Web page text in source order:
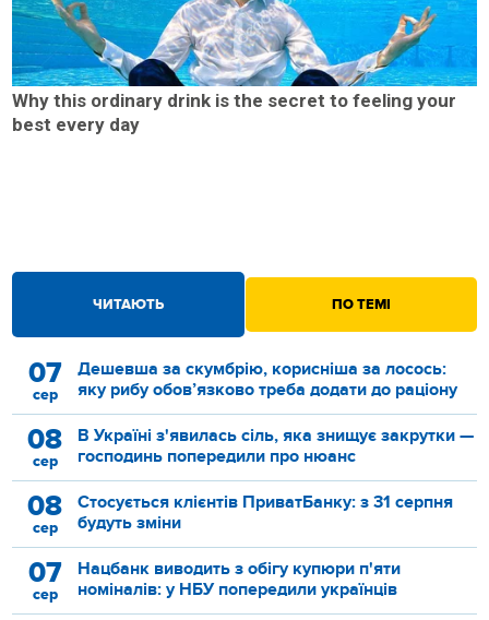
ЧИТАЮТЬ ПО ТЕМІ
07
сер
Дешевша за скумбрію, корисніша за лосось:
яку рибу обов’язково треба додати до раціону
08
сер
В Україні з'явилась сіль, яка знищує закрутки —
господинь попередили про нюанс
08
сер
Стосується клієнтів ПриватБанку: з 31 серпня
будуть зміни
07
сер
Нацбанк виводить з обігу купюри п'яти
номіналів: у НБУ попередили українців
Why this ordinary drink is the secret to feeling your
best every day